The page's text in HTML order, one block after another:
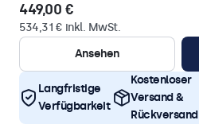
449,00 €
534,31 € inkl. MwSt.
Ansehen
Langfristige
Verfügbarkeit
Kostenloser
Versand &
Rückversand